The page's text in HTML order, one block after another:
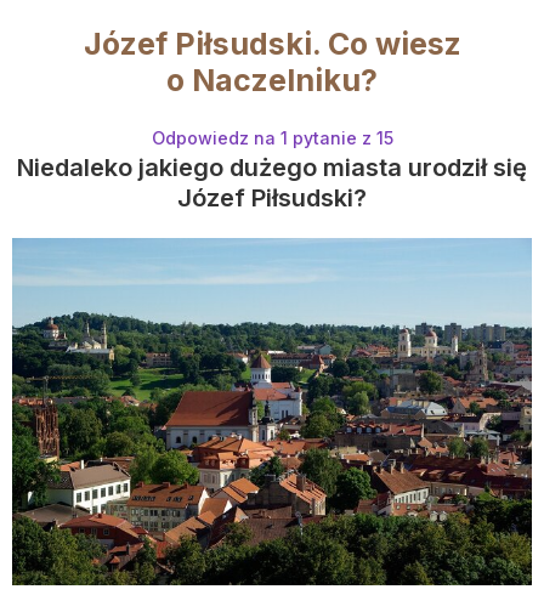
Józef Piłsudski. Co wiesz
o Naczelniku?
Odpowiedz na 1 pytanie z 15
Niedaleko jakiego dużego miasta urodził się
Józef Piłsudski?